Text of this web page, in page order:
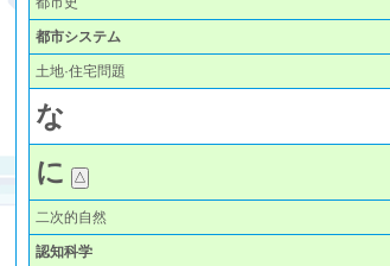
都市システム
土地·住宅問題
な
に
二次的自然
認知科学